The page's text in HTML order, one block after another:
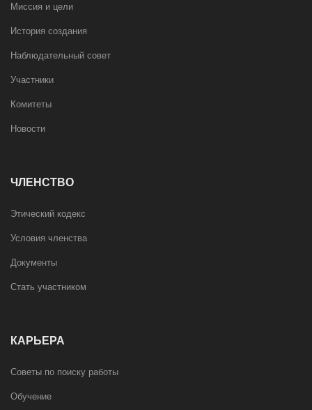
Миссия и цели
История создания
Наблюдательный совет
Участники
Комитеты
Новости
ЧЛЕНСТВО
Этический кодекс
Условия членства
Документы
Стать участником
КАРЬЕРА
Советы по поиску работы
Обучение